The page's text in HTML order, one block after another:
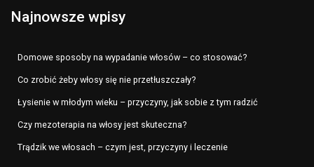
Najnowsze wpisy
Domowe sposoby na wypadanie włosów – co stosować?
Co zrobić żeby włosy się nie przetłuszczały?
Łysienie w młodym wieku – przyczyny, jak sobie z tym radzić
Czy mezoterapia na włosy jest skuteczna?
Trądzik we włosach – czym jest, przyczyny i leczenie